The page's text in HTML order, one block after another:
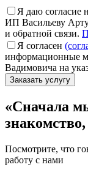
Я даю согласие
ИП Васильеву
и обратной связи.
Я согласен
информационные
Вадимовича на
«Сначала
Посмотрите, что
работу с нами